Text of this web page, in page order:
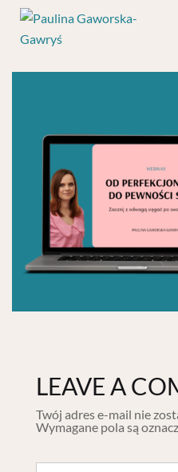
LEAVE A
Twój adres e-mail nie
Wymagane pola są